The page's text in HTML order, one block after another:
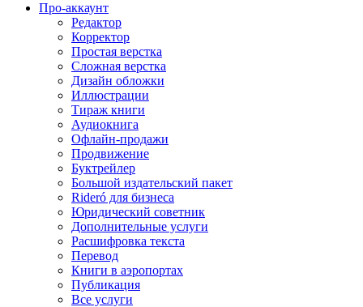
Про-аккаунт
Редактор
Корректор
Простая верстка
Сложная верстка
Дизайн обложки
Иллюстрации
Тираж книги
Аудиокнига
Офлайн-продажи
Продвижение
Буктрейлер
Большой издательский пакет
Rideró для бизнеса
Юридический советник
Дополнительные услуги
Расшифровка текста
Перевод
Книги в аэропортах
Публикация
Все услуги